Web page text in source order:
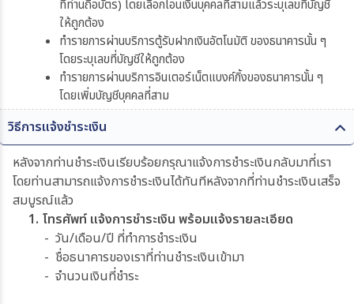
ที่ท่านถือบัตร) โดยเลือกโอนเงินบุคคลที่สามแล้วระบุเลขที่บัญชี
ให้ถูกต้อง
ทำรายการผ่านบริการตู้รับฝากเงินอัตโนมัติ ของธนาคารนั้น ๆ
โดยระบุเลขที่บัญชีให้ถูกต้อง
ทำรายการผ่านบริการอินเตอร์เน็ตแบงค์กิ้งของธนาคารนั้น ๆ
โดยเพิ่มบัญชีบุคคลที่สาม
วิธีการแจ้งชำระเงิน
หลังจากท่านชำระเงินเรียบร้อยกรุณาแจ้งการชำระเงินกลับมาที่เรา
โดยท่านสามารถแจ้งการชำระเงินได้ทันทีหลังจากที่ท่านชำระเงินเสร็จ
สมบูรณ์แล้ว
1. โทรศัพท์ แจ้งการชำระเงิน พร้อมแจ้งรายละเอียด
- วัน/เดือน/ปี ที่ทำการชำระเงิน
- ชื่อธนาคารของเราที่ท่านชำระเงินเข้ามา
- จำนวนเงินที่ชำระ